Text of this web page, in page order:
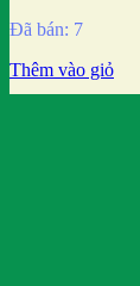
Đã bán: 7
Thêm vào giỏ